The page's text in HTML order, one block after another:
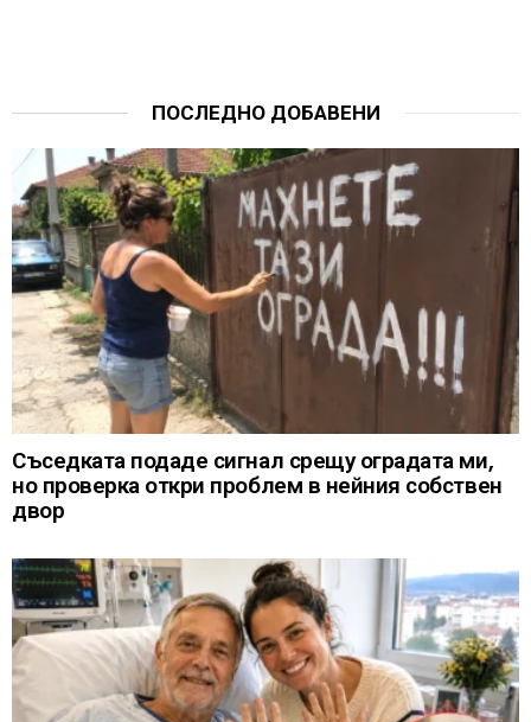
ПОСЛЕДНО ДОБАВЕНИ
Съседката подаде сигнал срещу оградата ми,
но проверка откри проблем в нейния собствен
двор